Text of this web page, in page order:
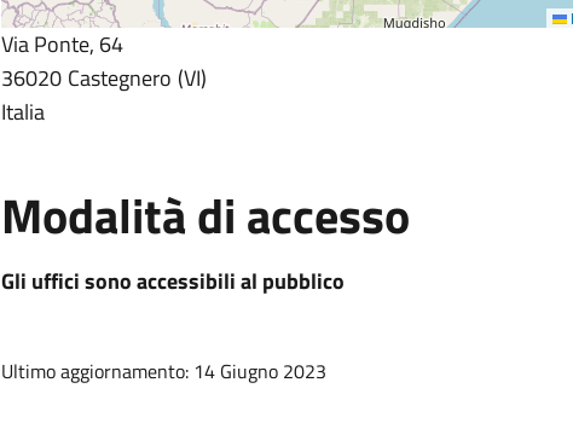
Via Ponte, 64
36020 Castegnero VI
Italia
Modalità di accesso
Gli uffici sono accessibili al pubblico
Ultimo aggiornamento: 14 Giugno 2023